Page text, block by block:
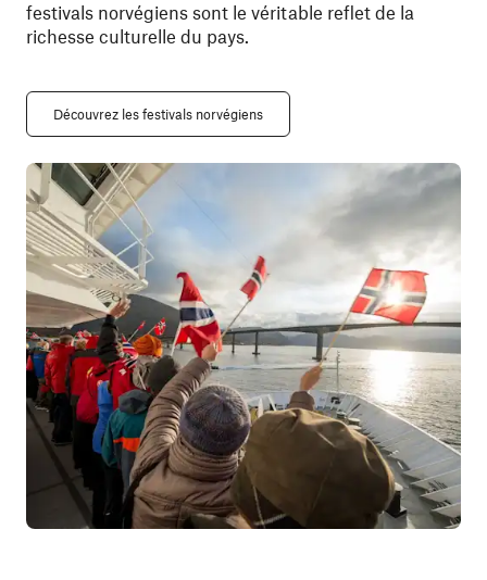
festivals norvégiens sont le véritable reflet de la
richesse culturelle du pays.
Découvrez les festivals norvégiens